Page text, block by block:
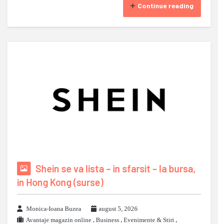
Continue reading
Shein se va lista – in sfarsit – la bursa,
in Hong Kong (surse)
Monica-Ioana Buzea
august 5, 2026
Avantaje magazin online , Business , Evenimente & Stiri ,